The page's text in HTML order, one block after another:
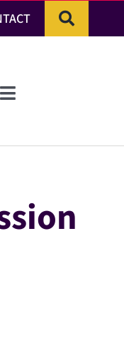
Toggle